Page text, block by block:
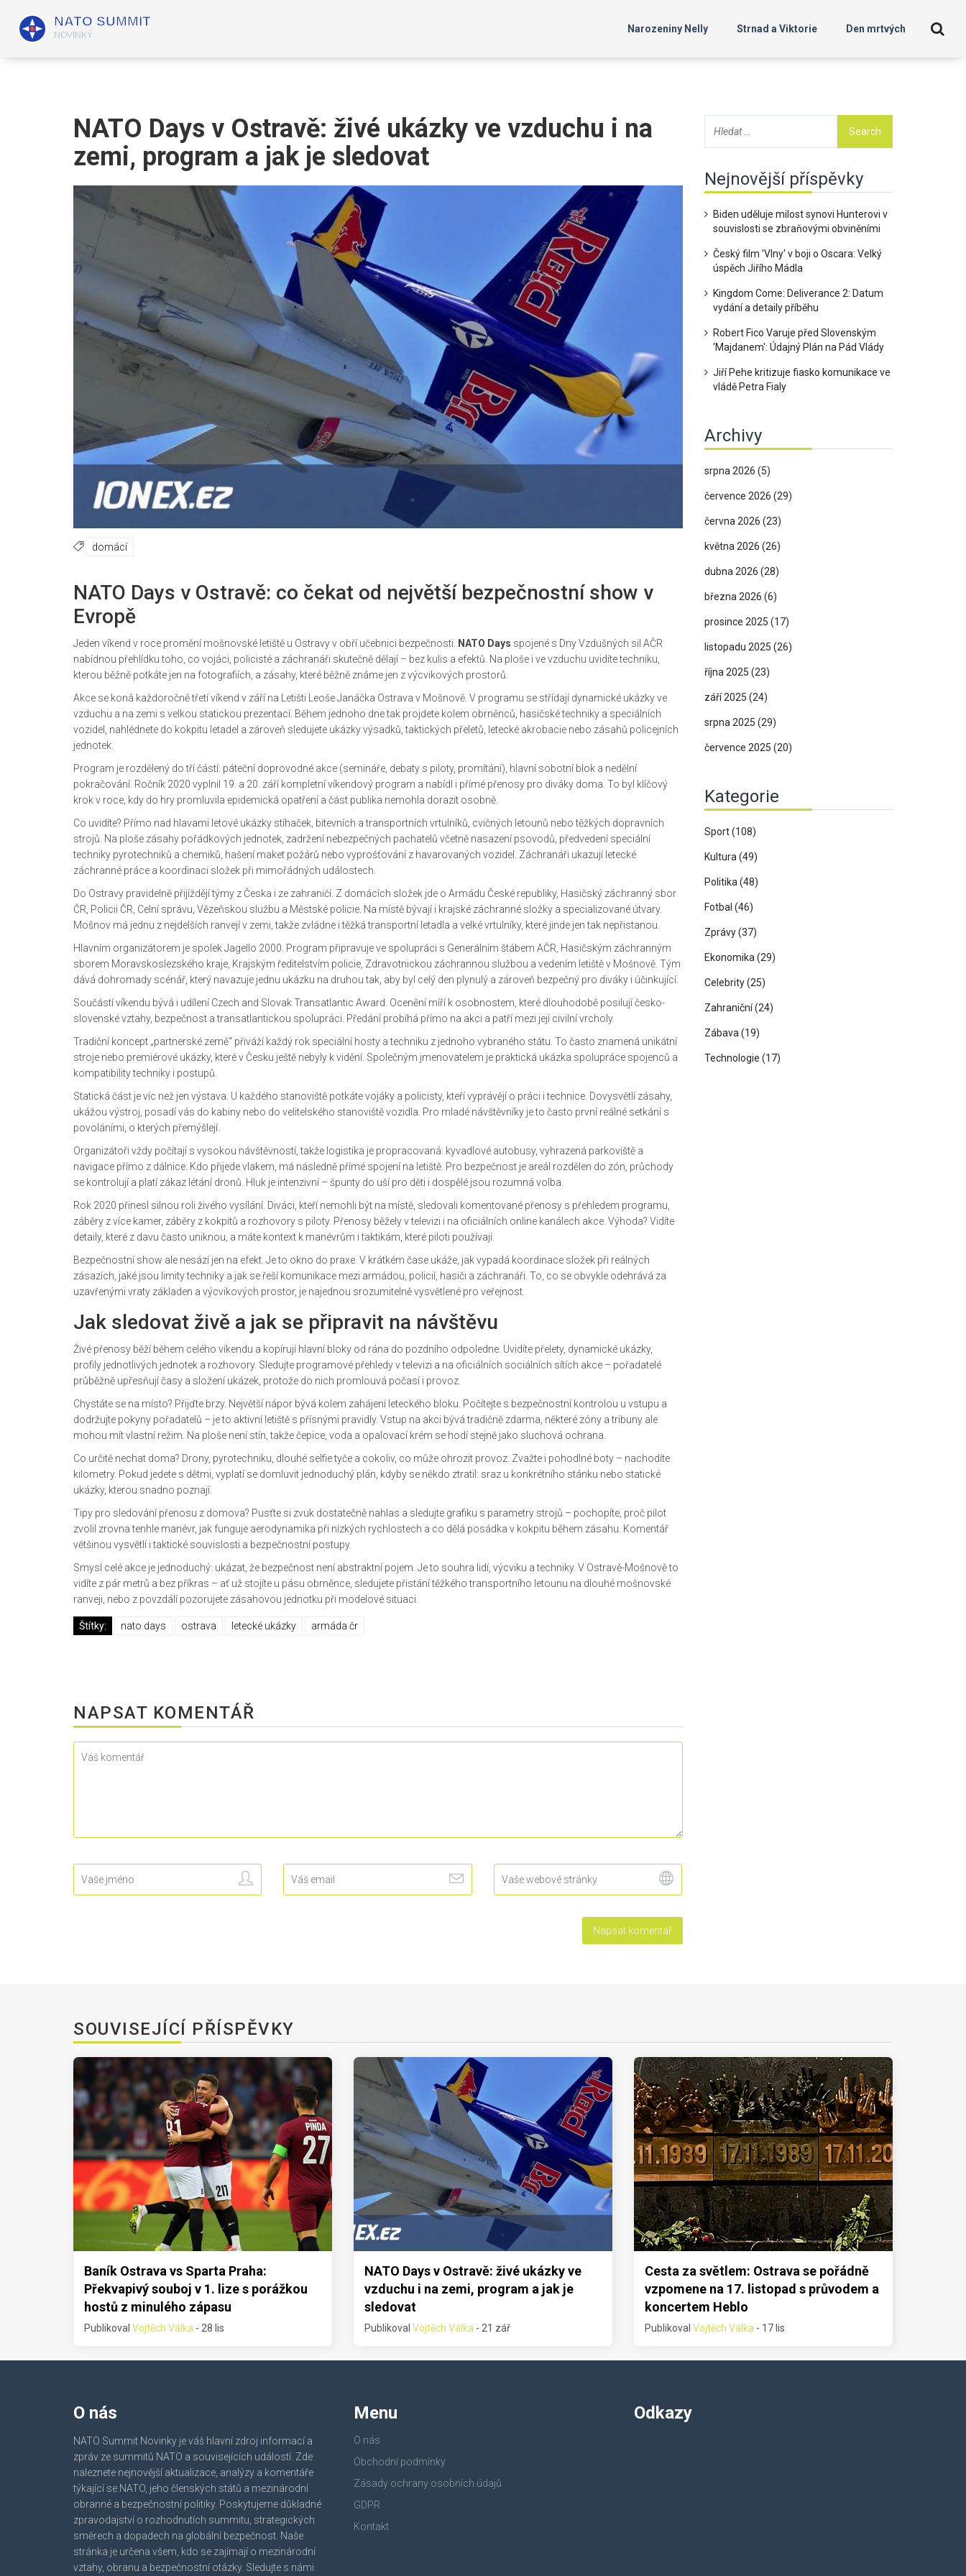
Narozeniny Nelly Strnad a Viktorie Den mrtvých
NATO Days v Ostravě: živé ukázky ve vzduchu i na
zemi, program a jak je sledovat
domácí
NATO Days v Ostravě: co čekat od největší bezpečnostní show v
Evropě
Jeden víkend v roce promění mošnovské letiště u Ostravy v obří učebnici bezpečnosti. NATO Days spojené s Dny Vzdušných sil AČR
nabídnou přehlídku toho, co vojáci, policisté a záchranáři skutečně dělají – bez kulis a efektů. Na ploše i ve vzduchu uvidíte techniku,
kterou běžně potkáte jen na fotografiích, a zásahy, které běžně známe jen z výcvikových prostorů.
Akce se koná každoročně třetí víkend v září na Letišti Leoše Janáčka Ostrava v Mošnově. V programu se střídají dynamické ukázky ve
vzduchu a na zemi s velkou statickou prezentací. Během jednoho dne tak projdete kolem obrněnců, hasičské techniky a speciálních
vozidel, nahlédnete do kokpitu letadel a zároveň sledujete ukázky výsadků, taktických přeletů, letecké akrobacie nebo zásahů policejních
jednotek.
Program je rozdělený do tří částí: páteční doprovodné akce (semináře, debaty s piloty, promítání), hlavní sobotní blok a nedělní
pokračování. Ročník 2020 vyplnil 19. a 20. září kompletní víkendový program a nabídl i přímé přenosy pro diváky doma. To byl klíčový
krok v roce, kdy do hry promluvila epidemická opatření a část publika nemohla dorazit osobně.
Co uvidíte? Přímo nad hlavami letové ukázky stíhaček, bitevních a transportních vrtulníků, cvičných letounů nebo těžkých dopravních
strojů. Na ploše zásahy pořádkových jednotek, zadržení nebezpečných pachatelů včetně nasazení psovodů, předvedení speciální
techniky pyrotechniků a chemiků, hašení maket požárů nebo vyprošťování z havarovaných vozidel. Záchranáři ukazují letecké
záchranné práce a koordinaci složek při mimořádných událostech.
Do Ostravy pravidelně přijíždějí týmy z Česka i ze zahraničí. Z domácích složek jde o Armádu České republiky, Hasičský záchranný sbor
ČR, Policii ČR, Celní správu, Vězeňskou službu a Městské policie. Na místě bývají i krajské záchranné složky a specializované útvary.
Mošnov má jednu z nejdelších ranvejí v zemi, takže zvládne i těžká transportní letadla a velké vrtulníky, které jinde jen tak nepřistanou.
Hlavním organizátorem je spolek Jagello 2000. Program připravuje ve spolupráci s Generálním štábem AČR, Hasičským záchranným
sborem Moravskoslezského kraje, Krajským ředitelstvím policie, Zdravotnickou záchrannou službou a vedením letiště v Mošnově. Tým
dává dohromady scénář, který navazuje jednu ukázku na druhou tak, aby byl celý den plynulý a zároveň bezpečný pro diváky i účinkující.
Součástí víkendu bývá i udílení Czech and Slovak Transatlantic Award. Ocenění míří k osobnostem, které dlouhodobě posilují česko-
slovenské vztahy, bezpečnost a transatlantickou spolupráci. Předání probíhá přímo na akci a patří mezi její civilní vrcholy.
Tradiční koncept „partnerské země“ přiváží každý rok speciální hosty a techniku z jednoho vybraného státu. To často znamená unikátní
stroje nebo premiérové ukázky, které v Česku ještě nebyly k vidění. Společným jmenovatelem je praktická ukázka spolupráce spojenců a
kompatibility techniky i postupů.
Statická část je víc než jen výstava. U každého stanoviště potkáte vojáky a policisty, kteří vyprávějí o práci i technice. Dovysvětlí zásahy,
ukážou výstroj, posadí vás do kabiny nebo do velitelského stanoviště vozidla. Pro mladé návštěvníky je to často první reálné setkání s
povoláními, o kterých přemýšlejí.
Organizátoři vždy počítají s vysokou návštěvností, takže logistika je propracovaná: kyvadlové autobusy, vyhrazená parkoviště a
navigace přímo z dálnice. Kdo přijede vlakem, má následně přímé spojení na letiště. Pro bezpečnost je areál rozdělen do zón, průchody
se kontrolují a platí zákaz létání dronů. Hluk je intenzivní – špunty do uší pro děti i dospělé jsou rozumná volba.
Rok 2020 přinesl silnou roli živého vysílání. Diváci, kteří nemohli být na místě, sledovali komentované přenosy s přehledem programu,
záběry z více kamer, záběry z kokpitů a rozhovory s piloty. Přenosy běžely v televizi i na oficiálních online kanálech akce. Výhoda? Vidíte
detaily, které z davu často uniknou, a máte kontext k manévrům i taktikám, které piloti používají.
Bezpečnostní show ale nesází jen na efekt. Je to okno do praxe. V krátkém čase ukáže, jak vypadá koordinace složek při reálných
zásazích, jaké jsou limity techniky a jak se řeší komunikace mezi armádou, policií, hasiči a záchranáři. To, co se obvykle odehrává za
uzavřenými vraty základen a výcvikových prostor, je najednou srozumitelně vysvětlené pro veřejnost.
Jak sledovat živě a jak se připravit na návštěvu
Živé přenosy běží během celého víkendu a kopírují hlavní bloky od rána do pozdního odpoledne. Uvidíte přelety, dynamické ukázky,
profily jednotlivých jednotek a rozhovory. Sledujte programové přehledy v televizi a na oficiálních sociálních sítích akce – pořadatelé
průběžně upřesňují časy a složení ukázek, protože do nich promlouvá počasí i provoz.
Chystáte se na místo? Přijďte brzy. Největší nápor bývá kolem zahájení leteckého bloku. Počítejte s bezpečnostní kontrolou u vstupu a
dodržujte pokyny pořadatelů – je to aktivní letiště s přísnými pravidly. Vstup na akci bývá tradičně zdarma, některé zóny a tribuny ale
mohou mít vlastní režim. Na ploše není stín, takže čepice, voda a opalovací krém se hodí stejně jako sluchová ochrana.
Co určitě nechat doma? Drony, pyrotechniku, dlouhé selfie tyče a cokoliv, co může ohrozit provoz. Zvažte i pohodlné boty – nachodíte
kilometry. Pokud jedete s dětmi, vyplatí se domluvit jednoduchý plán, kdyby se někdo ztratil: sraz u konkrétního stánku nebo statické
ukázky, kterou snadno poznají.
Tipy pro sledování přenosu z domova? Pusťte si zvuk dostatečně nahlas a sledujte grafiku s parametry strojů – pochopíte, proč pilot
zvolil zrovna tenhle manévr, jak funguje aerodynamika při nízkých rychlostech a co dělá posádka v kokpitu během zásahu. Komentář
většinou vysvětlí i taktické souvislosti a bezpečnostní postupy.
Smysl celé akce je jednoduchý: ukázat, že bezpečnost není abstraktní pojem. Je to souhra lidí, výcviku a techniky. V Ostravě-⁠Mošnově to
vidíte z pár metrů a bez příkras – ať už stojíte u pásu obrněnce, sledujete přistání těžkého transportního letounu na dlouhé mošnovské
ranveji, nebo z povzdálí pozorujete zásahovou jednotku při modelové situaci.
Štítky: nato days ostrava letecké ukázky armáda čr
NAPSAT KOMENTÁŘ
Nejnovější příspěvky
Biden uděluje milost synovi Hunterovi v
souvislosti se zbraňovými obviněními
Český film 'Vlny' v boji o Oscara: Velký
úspěch Jiřího Mádla
Kingdom Come: Deliverance 2: Datum
vydání a detaily příběhu
Robert Fico Varuje před Slovenským
'Majdanem': Údajný Plán na Pád Vlády
Jiří Pehe kritizuje fiasko komunikace ve
vládě Petra Fialy
Archivy
srpna 2026 (5)
července 2026 (29)
června 2026 (23)
května 2026 (26)
dubna 2026 (28)
března 2026 (6)
prosince 2025 (17)
listopadu 2025 (26)
října 2025 (23)
září 2025 (24)
srpna 2025 (29)
července 2025 (20)
Kategorie
Sport(108)
Kultura (49)
Politika (48)
Fotbal (46)
Zprávy(37)
Ekonomika (29)
Celebrity(25)
Zahraniční(24)
Zábava (19)
Technologie (17)
SOUVISEJÍCÍ PŘÍSPĚVKY
Baník Ostrava vs Sparta Praha:
Překvapivý souboj v 1. lize s porážkou
hostů z minulého zápasu
Publikoval Vojtěch Válka - 28 lis
NATO Days v Ostravě: živé ukázky ve
vzduchu i na zemi, program a jak je
sledovat
Publikoval Vojtěch Válka - 21 zář
Cesta za světlem: Ostrava se pořádně
vzpomene na 17. listopad s průvodem a
koncertem Heblo
Publikoval Vojtěch Válka - 17 lis
O nás
NATO Summit Novinky je váš hlavní zdroj informací a
zpráv ze summitů NATO a souvisejících událostí. Zde
naleznete nejnovější aktualizace, analýzy a komentáře
týkající se NATO, jeho členských států a mezinárodní
obranné a bezpečnostní politiky. Poskytujeme důkladné
zpravodajství o rozhodnutích summitu, strategických
směrech a dopadech na globální bezpečnost. Naše
stránka je určena všem, kdo se zajímají o mezinárodní
vztahy, obranu a bezpečnostní otázky. Sledujte s námi
Menu
O nás
Obchodní podmínky
Zásady ochrany osobních údajů
GDPR
Kontakt
Odkazy